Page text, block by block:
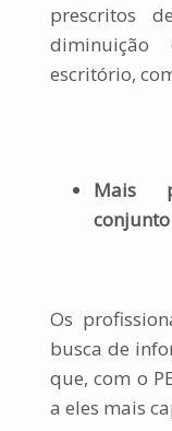
prescritos
escritório,
Mais
conjunto
Os
busca de
que, com o
a eles mais